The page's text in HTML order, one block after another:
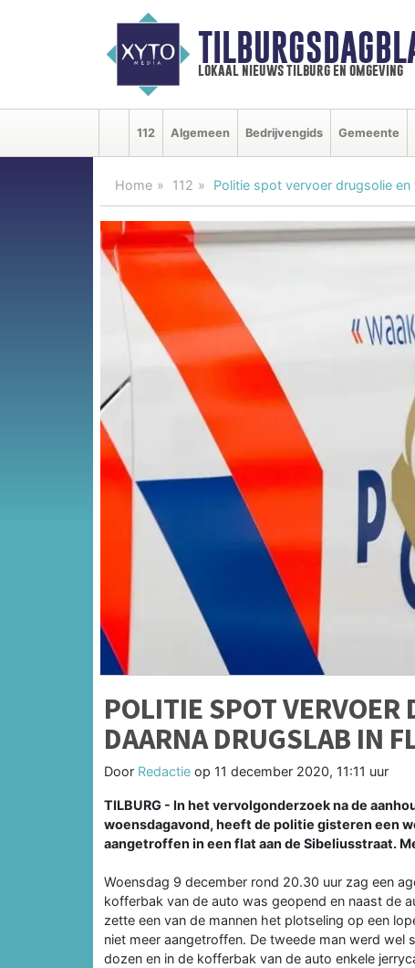
lokaal nieuws tilburg en omgeving
112 Algemeen Bedrijvengids Gemeente
Home 112 Politie spot vervoer drugsolie
POLITIE SPOT VERVOER
DAARNA DRUGSLAB IN
Door Redactie op 11 december 2020, 11:11 uur
TILBURG - In het vervolgonderzoek na de
woensdagavond, heeft de politie gisteren een
aangetroffen in een flat aan de Sibeliusstraat.
Woensdag 9 december rond 20.30 uur zag een
kofferbak van de auto was geopend en naast de
zette een van de mannen het plotseling op een
niet meer aangetroffen. De tweede man werd wel
dozen en in de kofferbak van de auto enkele